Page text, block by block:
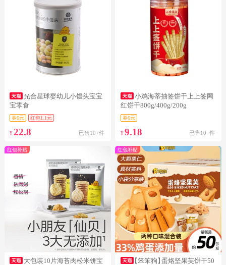
光合星球婴幼儿小馒头宝宝
宝零食
券6元 红包1.1元
¥ 22.8 已售10+件
小鸡海蒂抽签饼干上上签网
红饼干800g/400g/200g
券6元
¥9.18 已售10+件
红包补贴
大包装10片海苔肉松米饼宝
红包补贴
【笨笨狗】蛋烙坚果芙饼干50